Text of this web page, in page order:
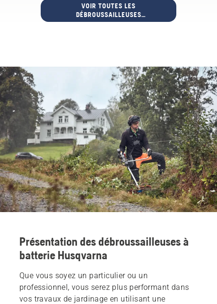
VOIR TOUTES LES
DÉBROUSSAILLEUSES
ÉLECTRIQUES ET SUR BATTERIE
Présentation des débroussailleuses à
batterie Husqvarna
Que vous soyez un particulier ou un
professionnel, vous serez plus performant dans
vos travaux de jardinage en utilisant une